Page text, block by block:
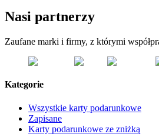
Nasi partnerzy
Zaufane marki i firmy, z którymi
Kategorie
Wszystkie karty podarunkowe
Zapisane
Karty podarunkowe ze zniżką